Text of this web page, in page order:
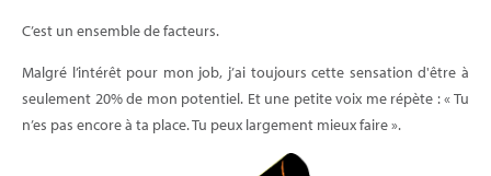
C’est un ensemble de facteurs.
Malgré l’intérêt pour mon job, j’ai toujours cette sensation d'être à
seulement 20% de mon potentiel. Et une petite voix me répète : « Tu
n’es pas encore à ta place. Tu peux largement mieux faire ».